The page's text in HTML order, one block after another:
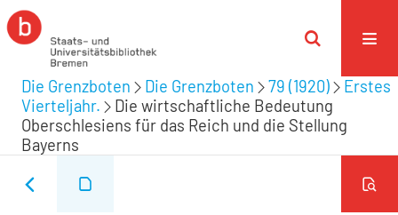
Die Grenzboten Die Grenzboten 79 (1920)
Erstes
Vierteljahr.
Die wirtschaftliche Bedeutung
Oberschlesiens für das Reich und die Stellung
Bayerns